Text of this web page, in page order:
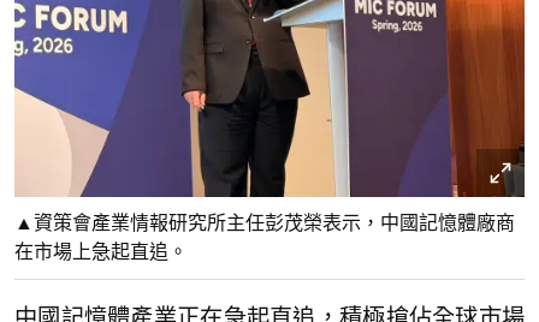
▲資策會產業情報研究所主任彭茂榮表示，中國記憶體廠商
在市場上急起直追。